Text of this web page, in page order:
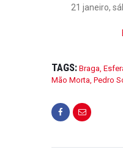
21 janeiro,
TAGS: Braga,
Mão Morta, Pedro